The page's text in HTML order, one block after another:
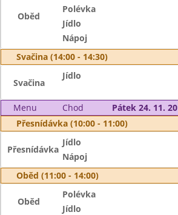
Oběd
Polévka
Jídlo
Nápoj
Svačina (14:00 - 14:30)
Svačina
Jídlo
Menu Chod
Pátek 24. 11.
Přesnídávka (10:00 - 11:00)
Přesnídávka
Jídlo
Nápoj
Oběd (11:00 - 14:00)
Oběd
Polévka
Jídlo